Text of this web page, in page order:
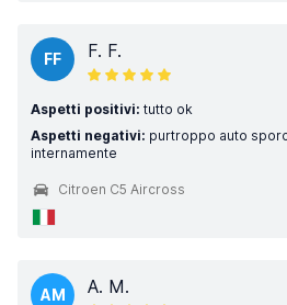
FF F. F.
Aspetti positivi: tutto ok
Aspetti negativi: purtroppo auto
internamente
Citroen C5 Aircross
AM A. M.